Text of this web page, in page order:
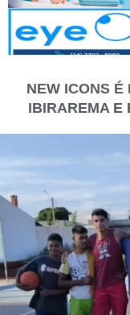
NEW ICONS É
IBIRAREMA E